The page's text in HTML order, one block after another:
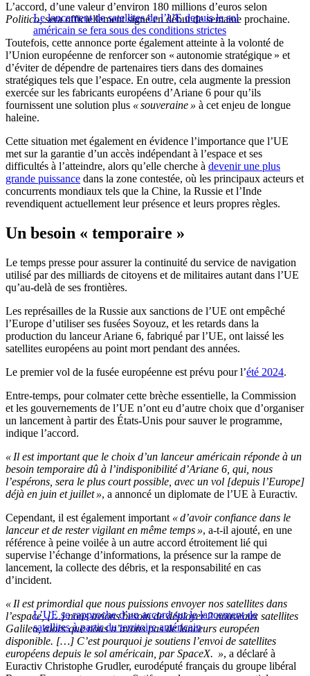
Le lancement de satellites de l’UE depuis le sol
américain se fera sous des conditions strictes
L’accord, d’une valeur d’environ 180 millions d’euros selon
Politico,sera officiellement signé en début de semaine prochaine.
Toutefois, cette annonce porte également atteinte à la volonté de
l’Union européenne de renforcer son « autonomie stratégique » et
d’éviter de dépendre de partenaires tiers dans des domaines
stratégiques tels que l’espace. En outre, cela augmente la pression
exercée sur les fabricants européens d’Ariane 6 pour qu’ils
fournissent une solution plus « souveraine » à cet enjeu de longue
haleine.
Cette situation met également en évidence l’importance que l’UE
met sur la garantie d’un accès indépendant à l’espace et ses
difficultés à l’atteindre, alors qu’elle cherche à devenir une plus
grande puissance dans la zone contestée, où les principaux acteurs et
concurrents mondiaux tels que la Chine, la Russie et l’Inde
revendiquent actuellement leur présence et leurs propres règles.
Un besoin « temporaire »
Le temps presse pour assurer la continuité du service de navigation
utilisé par des milliards de citoyens et de militaires autant dans l’UE
qu’au-delà de ses frontières.
Les représailles de la Russie aux sanctions de l’UE ont empêché
l’Europe d’utiliser ses fusées Soyouz, et les retards dans la
production du lanceur Ariane 6, fabriqué par l’UE, ont laissé les
satellites européens au point mort pendant des années.
Le premier vol de la fusée européenne est prévu pour l’été 2024.
Entre-temps, pour colmater cette brèche essentielle, la Commission
et les gouvernements de l’UE n’ont eu d’autre choix que d’organiser
un lancement à partir des États-Unis pour sauver le programme,
indique l’accord.
« Il est important que le choix d’un lanceur américain réponde à un
besoin temporaire dû à l’indisponibilité d’Ariane 6, qui, nous
l’espérons, sera le plus court possible, avec un vol [depuis l’Europe]
déjà en juin et juillet », a annoncé un diplomate de l’UE à Euractiv.
Cependant, il est également important « d’avoir confiance dans le
lanceur et de rester vigilant en même temps », a-t-il ajouté, en une
référence à peine voilée à un autre accord étroitement lié qui
supervise l’échange d’informations, la présence sur la rampe de
lancement, la collecte des débris, et la responsabilité en cas
d’incident.
L’UE se rapproche d’un accord sur le lancement de
satellites à partir du territoire américain
« Il est primordial que nous puissions envoyer nos satellites dans
l’espace, […] nous avions besoin de déployer 2 nouveaux satellites
Galileo, alors que nous n’avons pas de lanceurs européen
disponible. […] C’est pourquoi je soutiens l’envoi de satellites
européens depuis le sol américain, par SpaceX. », a déclaré à
Euractiv Christophe Grudler, eurodéputé français du groupe libéral